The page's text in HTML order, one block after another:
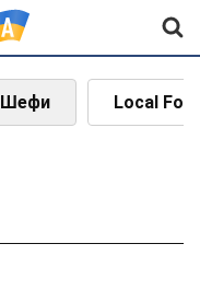
Шефи Local